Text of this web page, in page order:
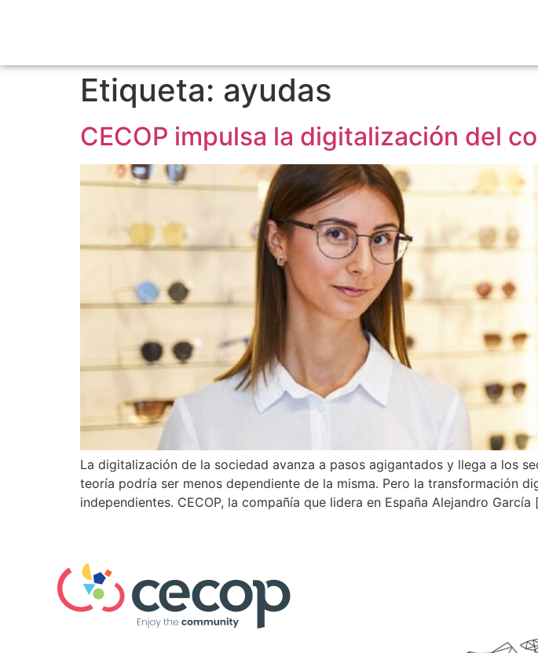
Etiqueta: ayudas
CECOP impulsa la digitalización del
La digitalización de la sociedad avanza a pasos agigantados y llega a los
teoría podría ser menos dependiente de la misma. Pero la transformación
independientes. CECOP, la compañía que lidera en España Alejandro García